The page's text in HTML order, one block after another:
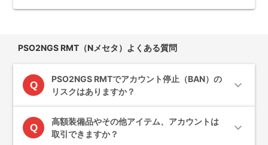
PSO2NGS RMT（Nメセタ）よくある質問
Q
PSO2NGS RMTでアカウント停止（BAN）の
リスクはありますか？
expand_more
Q
高額装備品やその他アイテム、アカウントは
取引できますか？
expand_more